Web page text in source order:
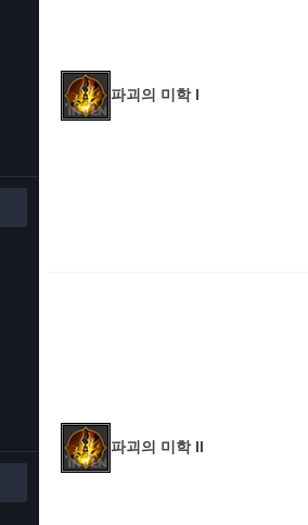
파괴의 미학 I
파괴의 미학 II